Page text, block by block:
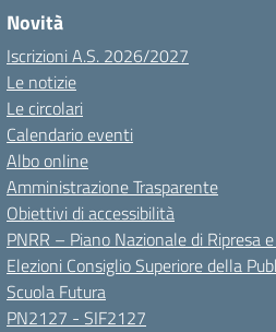
Novità
Iscrizioni A.S. 2026/2027
Le notizie
Le circolari
Calendario eventi
Albo online
Amministrazione Trasparente
Obiettivi di accessibilità
PNRR – Piano Nazionale di Ripresa
Elezioni Consiglio Superiore della
Scuola Futura
PN2127 - SIF2127